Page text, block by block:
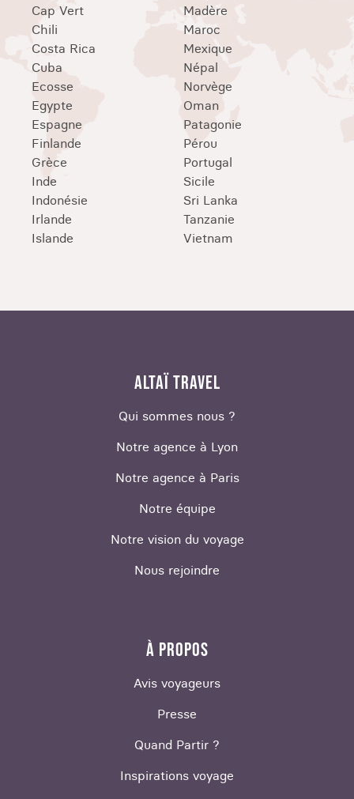
Cap Vert
Chili
Costa Rica
Cuba
Ecosse
Egypte
Espagne
Finlande
Grèce
Inde
Indonésie
Irlande
Islande
Madère
Maroc
Mexique
Népal
Norvège
Oman
Patagonie
Pérou
Portugal
Sicile
Sri Lanka
Tanzanie
Vietnam
ALTAÏ TRAVEL
Qui sommes nous ?
Notre agence à Lyon
Notre agence à Paris
Notre équipe
Notre vision du voyage
Nous rejoindre
À PROPOS
Avis voyageurs
Presse
Quand Partir ?
Inspirations voyage